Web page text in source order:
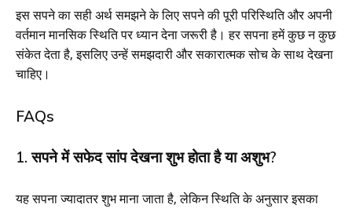
इस सपने का सही अर्थ समझने के लिए सपने की पूरी परिस्थिति और अपनी
वर्तमान मानसिक स्थिति पर ध्यान देना जरूरी है। हर सपना हमें कुछ न कुछ
संकेत देता है, इसलिए उन्हें समझदारी और सकारात्मक सोच के साथ देखना
चाहिए।
FAQs
1. सपने में सफेद सांप देखना शुभ होता है या अशुभ?
यह सपना ज्यादातर शुभ माना जाता है, लेकिन स्थिति के अनुसार इसका